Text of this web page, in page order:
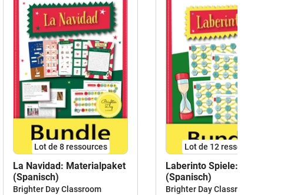
Lot de 8 ressources
La Navidad: Materialpaket
(Spanisch)
Brighter Day Classroom
Lot de 12 ressources
Laberinto Spiele: Paket
(Spanisch)
Brighter Day Classroom